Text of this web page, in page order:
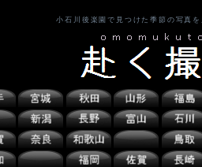
小石川後楽園で見つけた季節の写真